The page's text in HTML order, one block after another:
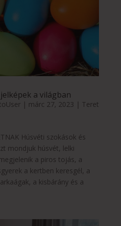
a világban
| márc 27, 2023 | Teret
Húsvéti szokások és
mondjuk húsvét, lelki
a piros tojás, a
a kertben keresgél, a
a kisbárány és a